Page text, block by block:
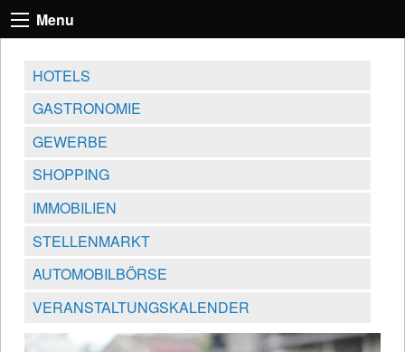
Menu
HOTELS
GASTRONOMIE
GEWERBE
SHOPPING
IMMOBILIEN
STELLENMARKT
AUTOMOBILBÖRSE
VERANSTALTUNGSKALENDER